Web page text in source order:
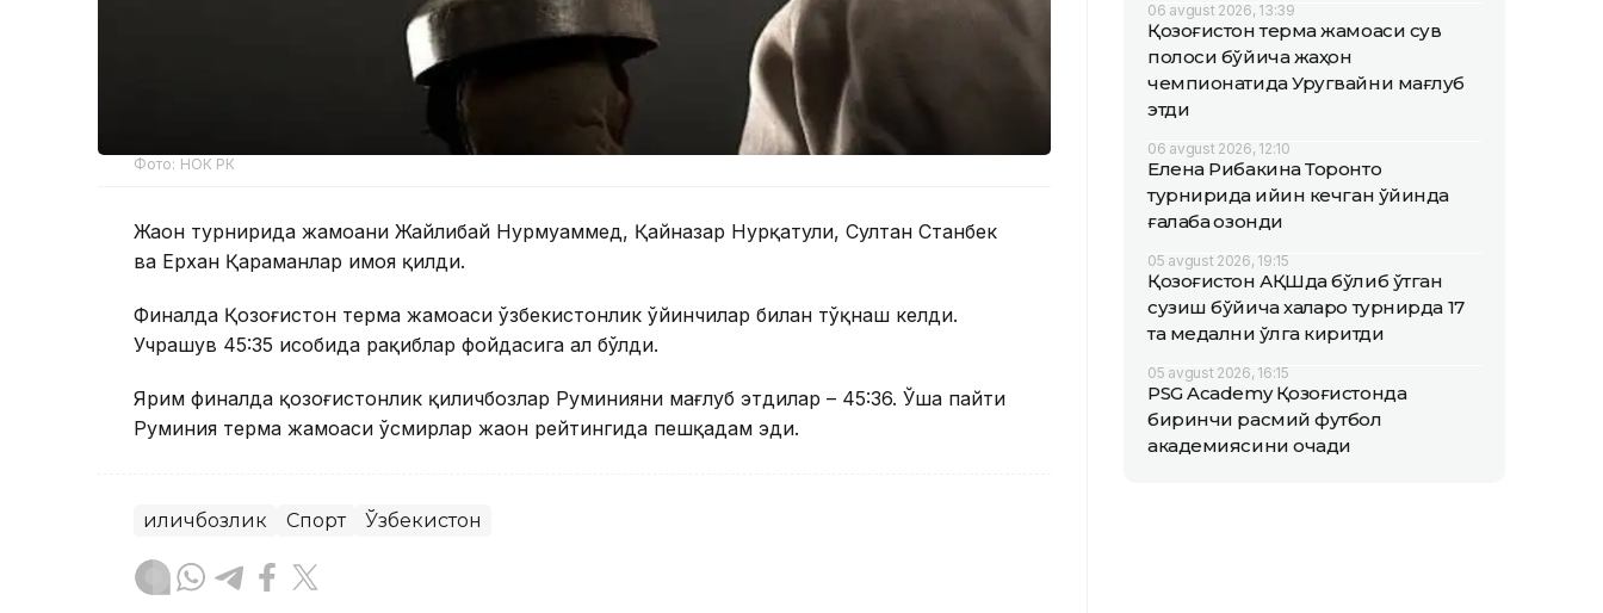
Фото: НОК РК
Жаҳон турнирида жамоани Жайлибай Нурмуҳаммед, Қайназар Нурқатули, Султан Станбек
ва Ерхан Қараманлар ҳимоя қилди.
Финалда Қозоғистон терма жамоаси ўзбекистонлик ўйинчилар билан тўқнаш келди.
Учрашув 45:35 ҳисобида рақиблар фойдасига ҳал бўлди.
Ярим финалда қозоғистонлик қиличбозлар Руминияни мағлуб этдилар – 45:36. Ўша пайти
Руминия терма жамоаси ўсмирлар жаҳон рейтингида пешқадам эди.
Қиличбозлик Спорт Ўзбекистон
06 avgust 2026, 13:39
Қозоғистон терма жамоаси сув
полоси бўйича жаҳон
чемпионатида Уругвайни мағлуб
этди
06 avgust 2026, 12:10
Елена Рибакина Торонто
турнирида қийин кечган ўйинда
ғалаба қозонди
05 avgust 2026, 19:15
Қозоғистон АҚШда бўлиб ўтган
сузиш бўйича халқаро турнирда 17
та медални қўлга киритди
05 avgust 2026, 16:15
PSG Academy Қозоғистонда
биринчи расмий футбол
академиясини очади